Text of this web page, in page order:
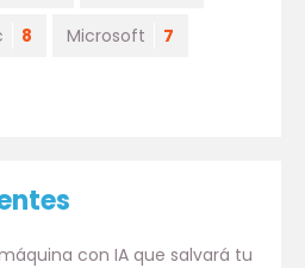
8 Microsoft 7
máquina con IA que salvará tu